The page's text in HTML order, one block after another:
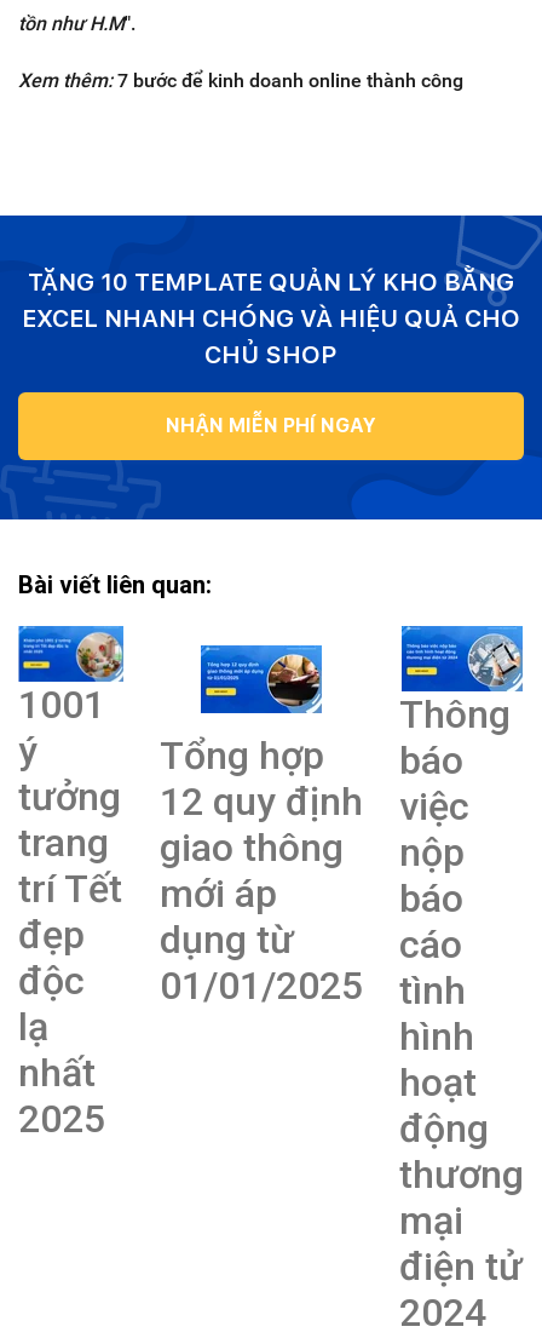
tồn như H.M".
Xem thêm:7 bước để kinh doanh online thành công
TẶNG 10 TEMPLATE QUẢN LÝ KHO BẰNG
EXCEL NHANH CHÓNG VÀ HIỆU QUẢ CHO
CHỦ SHOP
NHẬN MIỄN PHÍ NGAY
Bài viết liên quan:
1001
ý
tưởng
trang
trí Tết
đẹp
độc
lạ
nhất
2025
Tổng hợp
12 quy định
giao thông
mới áp
dụng từ
01/01/2025
Thông
báo
việc
nộp
báo
cáo
tình
hình
hoạt
động
thương
mại
điện tử
2024